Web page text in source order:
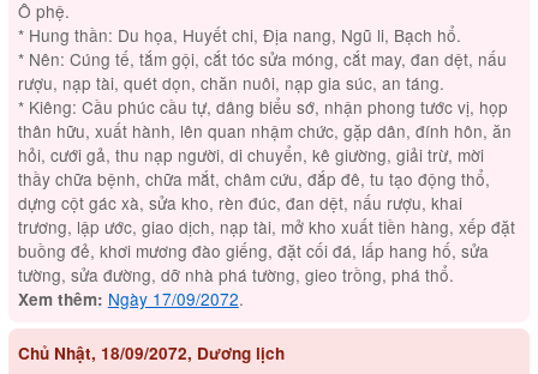
Ô phệ.
* Hung thần: Du họa, Huyết chi, Địa nang, Ngũ li, Bạch hổ.
* Nên: Cúng tế, tắm gội, cắt tóc sửa móng, cắt may, đan dệt, nấu
rượu, nạp tài, quét dọn, chăn nuôi, nạp gia súc, an táng.
* Kiêng: Cầu phúc cầu tự, dâng biểu sớ, nhận phong tước vị, họp
thân hữu, xuất hành, lên quan nhậm chức, gặp dân, đính hôn, ăn
hỏi, cưới gả, thu nạp người, di chuyển, kê giường, giải trừ, mời
thầy chữa bệnh, chữa mắt, châm cứu, đắp đê, tu tạo động thổ,
dựng cột gác xà, sửa kho, rèn đúc, đan dệt, nấu rượu, khai
trương, lập ước, giao dịch, nạp tài, mở kho xuất tiền hàng, xếp đặt
buồng đẻ, khơi mương đào giếng, đặt cối đá, lấp hang hố, sửa
tường, sửa đường, dỡ nhà phá tường, gieo trồng, phá thổ.
Xem thêm: Ngày 17/09/2072.
Chủ Nhật, 18/09/2072, Dương lịch